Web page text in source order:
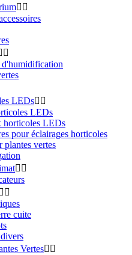
 

d'humidification
LEDs 
LEDs
horticoles LEDs
pour éclairages horticoles
plantes vertes
 
 
cuite
Vertes 